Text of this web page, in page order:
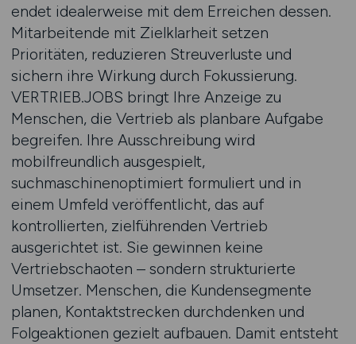
endet idealerweise mit dem Erreichen dessen.
Mitarbeitende mit Zielklarheit setzen
Prioritäten, reduzieren Streuverluste und
sichern ihre Wirkung durch Fokussierung.
VERTRIEB.JOBS bringt Ihre Anzeige zu
Menschen, die Vertrieb als planbare Aufgabe
begreifen. Ihre Ausschreibung wird
mobilfreundlich ausgespielt,
suchmaschinenoptimiert formuliert und in
einem Umfeld veröffentlicht, das auf
kontrollierten, zielführenden Vertrieb
ausgerichtet ist. Sie gewinnen keine
Vertriebschaoten – sondern strukturierte
Umsetzer. Menschen, die Kundensegmente
planen, Kontaktstrecken durchdenken und
Folgeaktionen gezielt aufbauen. Damit entsteht